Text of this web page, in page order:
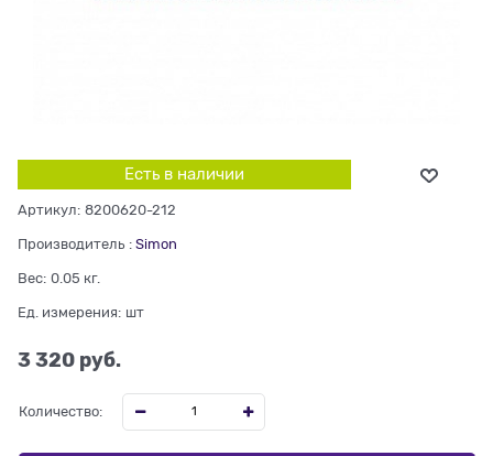
Есть в наличии
Артикул: 8200620-212
Производитель : Simon
Вес: 0.05 кг.
Ед. измерения: шт
3 320 руб.
Количество: